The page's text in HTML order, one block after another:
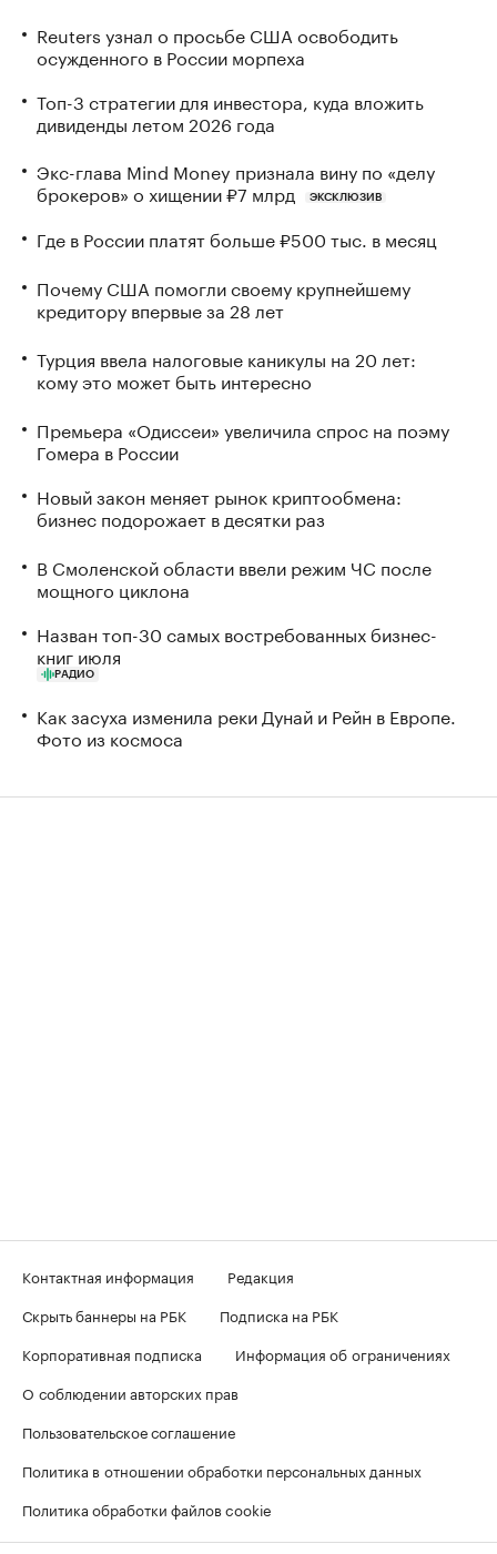
Reuters узнал о просьбе США освободить
осужденного в России морпеха
Топ-3 стратегии для инвестора, куда вложить
дивиденды летом 2026 года
Экс-глава Mind Money признала вину по «делу
брокеров» о хищении ₽7 млрд
ЭКСКЛЮЗИВ
Где в России платят больше ₽500 тыс. в месяц
Почему США помогли своему крупнейшему
кредитору впервые за 28 лет
Турция ввела налоговые каникулы на 20 лет:
кому это может быть интересно
Премьера «Одиссеи» увеличила спрос на поэму
Гомера в России
Новый закон меняет рынок криптообмена:
бизнес подорожает в десятки раз
В Смоленской области ввели режим ЧС после
мощного циклона
Назван топ-30 самых востребованных бизнес-
книг июля
РАДИО
Как засуха изменила реки Дунай и Рейн в Европе.
Фото из космоса
Контактная информация
Редакция
Скрыть баннеры на РБК
Подписка на РБК
Корпоративная подписка
Информация об ограничениях
О соблюдении авторских прав
Пользовательское соглашение
Политика в отношении обработки персональных данных
Политика обработки файлов cookie